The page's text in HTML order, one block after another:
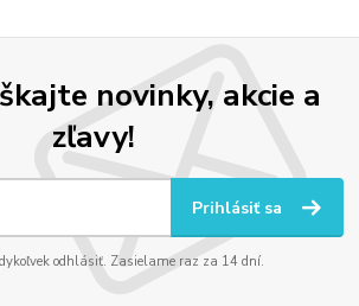
novinky, akcie a
zľavy!
Prihlásiť sa
odhlásiť. Zasielame raz za 14 dní.